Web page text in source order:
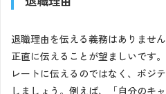
退職理由を伝える義務はありませ
正直に伝えることが望ましいです
レートに伝えるのではなく、ポジ
しましょう。例えば、「自分のキ